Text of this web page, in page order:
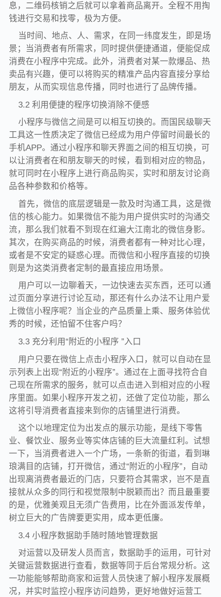
息，二维码核销之后就可以拿着商品离开。全程不用掏
钱进行交易和找零，极为方便。
当时间、地点、人、需求，在同一纬度发生，即是场
景；当消费者有所需求，同时提供便捷通道，便能促成
消费在小程序中完成。此外，消费者对某一款爆品、热
卖品有兴趣，便可以将购买的精准产品内容直接分享给
朋友，从而实现信息传播，同时也进行了品牌传播。
3.2 利用便捷的程序切换消除不便感
小程序与微信之间是可以相互切换的。而国民级聊天
工具这一性质决定了微信已经成为用户停留时间最长的
手机APP。通过小程序和聊天界面之间的相互切换，可
以让消费者在和朋友聊天的时候，看到相对应的物品，
就可同时在小程序上进行商品购买，实时和朋友讨论商
品各种参数和价格等。
首先，微信的底层逻辑是一款及时沟通工具，这是微
信的核心能力。如果微信不能为用户提供实时的沟通交
流，那么我们就看不到现在红遍大江南北的微信身影。
其次，在购买商品的时候，消费者都有一种对比心理，
或者是不安定的疑惑心理。而微信和小程序直接的切换
则是为这类消费者定制的最直接应用场景。
用户可以一边聊着天，一边快速去买东西，还可以通
过页面分享进行讨论互动，那还有什么办法不让用户爱
上微信小程序呢？当企业的产品质量上乘、服务体验优
秀的时候，还怕留不住客户吗？
3.3 充分利用“附近的小程序 ”入口
用户只要在微信上点击小程序入口，就可以自动在显
示列表上出现“附近的小程序”。通过在上面寻找符合自
己现在所需求的服务，就可以点击进入到相对应的小程
序里面。如果小程序开发之初，还做了定位功能，那么
这将引导消费者直接来到你的店铺里进行消费。
这个以地理定位为出发点的展示功能，是线下零售
业、餐饮业、服务业等实体店铺的巨大流量红利。试想
一下，当消费者进入一个广场，一条新的街道，看到琳
琅满目的店铺，打开微信，通过“附近的小程序”，自动
出现离消费者最近的门店，只要符合其需求，岂不是直
接就从众多的同行和视觉限制中脱颖而出？而且最重要
的是，优雅美观且无须广告费用，比在外面派发传单，
树立巨大的广告牌要更实用，成本更低廉。
3.4 小程序数据助手随时随地管理数据
对运营以及研发人员而言，数据助手的运用，可针对
关键运营数据进行查看，数据等同于后台常规分析。这
一功能能够帮助商家和运营人员快速了解小程序发展概
况，并实时监控小程序访问趋势，更好地做好运营工